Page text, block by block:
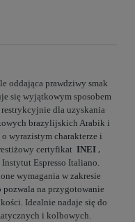
oddająca prawdziwy smak
się wyjątkowym sposobem
dla uzyskania
brazylijskich Arabik i
wyrazistym charakterze i
certyfikat INEI ,
Espresso Italiano.
wymagania w zakresie
na przygotowanie
Idealnie nadaje się do
i kolbowych.